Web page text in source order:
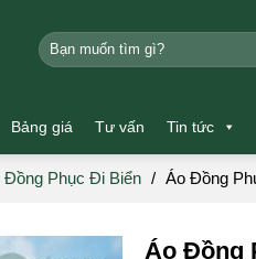
Tìm
kiếm:
Bảng giá Tư vấn Tin tức
Đồng Phục Đi Biển / Áo Đồng
Áo Đồng